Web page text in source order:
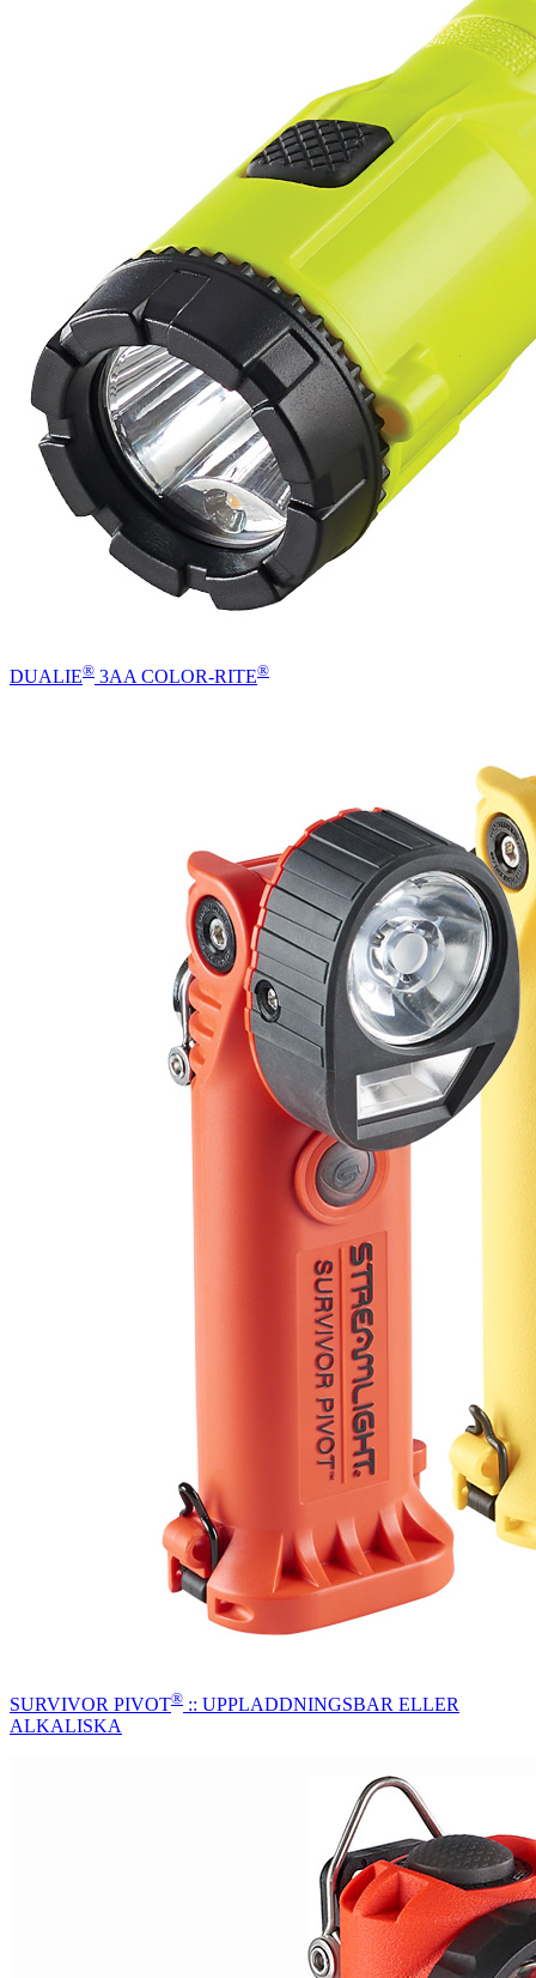
DUALIE® 3AA COLOR-RITE®
SURVIVOR PIVOT® :: UPPLADDNINGSBAR ELLER
ALKALISKA